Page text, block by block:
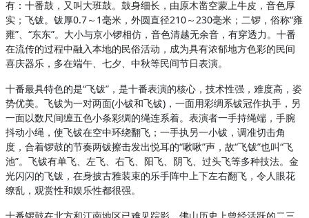
有：十番鼓，又叫大班鼓。鼓身细长，由原木凿空蒙上牛皮，音色厚
实；飞钹。钹厚0.7～1毫米，外圆直径210～230毫米；二锣，俗称“雍
雍”、“东东”。大小与京小锣相仿，音色清越无余音，有穿透力。十番
在流传的过程中融入本地的民俗活动，成为具有浓郁地方色彩的民间
喜庆器乐，多在端午、七夕、中秋等民间节日表演。
十番最具特色的是“飞钹”，是十番表演的核心，技术性强，难度高，姿
势优美。飞钹为一对两面(小钹和飞钹)，一面用彩绸系钹冠作执手，另
一面以数尺间缠五色小条彩绸的绳连系着。表演者一手持绳端，手腕
抖动小绳，使飞钹在空中环绕翻飞；一手执另一小钹，调准切击角
度，合着锣鼓的节奏两钹擦击发出悦耳的“啾啾”声，故“飞钹”也叫“飞
池”。飞钹有单飞、左飞、右飞、阳飞、阴飞、过头飞等多种技法。金
光闪闪的飞钹，在身披古雅装束的乐手阵中上下左右翻飞，令人眼花
缭乱，观赏性和娱乐性都很强。